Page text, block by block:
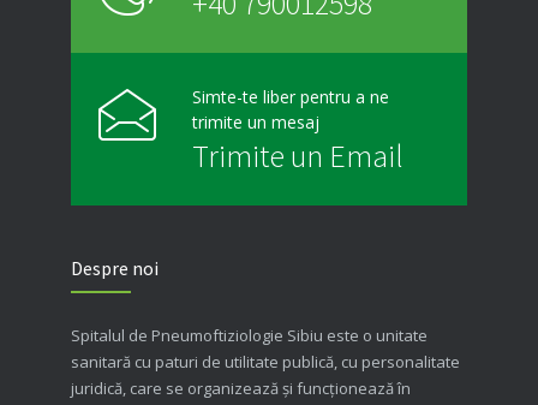
Simte-te liber pentru a ne
trimite un mesaj
Trimite un Email
Despre noi
Spitalul de Pneumoftiziologie Sibiu este o unitate
sanitară cu paturi de utilitate publică, cu personalitate
juridică, care se organizează şi funcţionează în